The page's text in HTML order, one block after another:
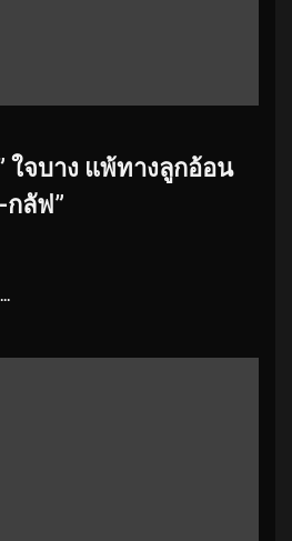
ใจบาง แพ้ทางลูกอ้อน
ลัฟ”